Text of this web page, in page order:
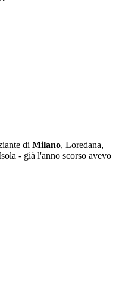
di Milano, Loredana,
- già l'anno scorso avevo